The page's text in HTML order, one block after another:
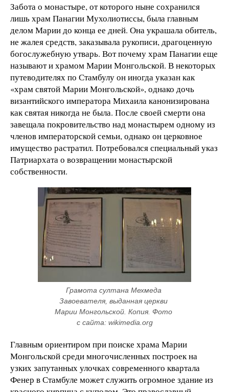
Забота о монастыре, от которого ныне сохранился
лишь храм Панагии Мухолиотиссы, была главным
делом Марии до конца ее дней. Она украшала обитель,
не жалея средств, заказывала рукописи, драгоценную
богослужебную утварь. Вот почему храм Панагии еще
называют и храмом Марии Монгольской. В некоторых
путеводителях по Стамбулу он иногда указан как
«храм святой Марии Монгольской», однако дочь
византийского императора Михаила канонизирована
как святая никогда не была. После своей смерти она
завещала покровительство над монастырем одному из
членов императорской семьи, однако он церковное
имущество растратил. Потребовался специальный указ
Патриархата о возвращении монастырской
собственности.
Грамота султана Мехмеда
Завоевателя, выданная церкви
Марии Монгольской. Копия. Фото
с сайта: wikimedia.org
Главным ориентиром при поиске храма Марии
Монгольской среди многочисленных построек на
узких запутанных улочках современного квартала
Фенер в Стамбуле может служить огромное здание из